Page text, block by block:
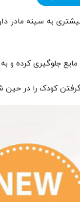
به سینه مادر
مایع جلوگیری کرده
کودک را در